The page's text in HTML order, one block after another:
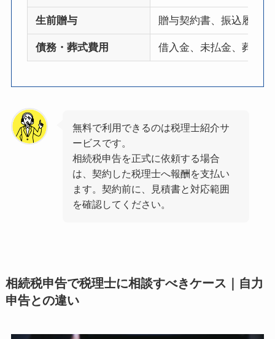
生前贈与 贈与契約書、振込履歴
債務・葬式費用 借入金、未払金、葬式
無料で利用できるのは税理士紹介サ
ービスです。
相続税申告を正式に依頼する場合
は、契約した税理士へ報酬を支払い
ます。契約前に、見積書と対応範囲
を確認してください。
相続税申告で税理士に相談すべきケース｜自力
申告との違い